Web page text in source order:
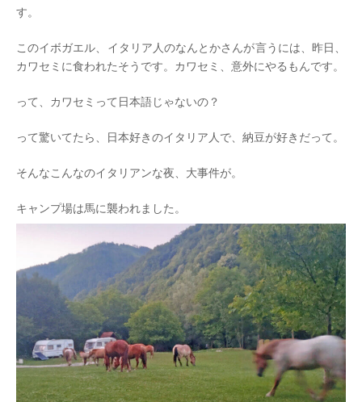
す。
このイボガエル、イタリア人のなんとかさんが言うには、昨日、
カワセミに食われたそうです。カワセミ、意外にやるもんです。
って、カワセミって日本語じゃないの？
って驚いてたら、日本好きのイタリア人で、納豆が好きだって。
そんなこんなのイタリアンな夜、大事件が。
キャンプ場は馬に襲われました。